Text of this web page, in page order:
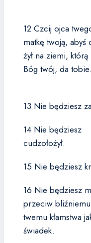
12 Czcij ojca
matkę twoją, abyś
żył na ziemi, którą
Bóg twój, da tobie.
13 Nie będziesz
14 Nie będziesz
cudzołożył.
15 Nie będziesz
16 Nie będziesz
przeciw bliźniemu
twemu kłamstwa
świadek.